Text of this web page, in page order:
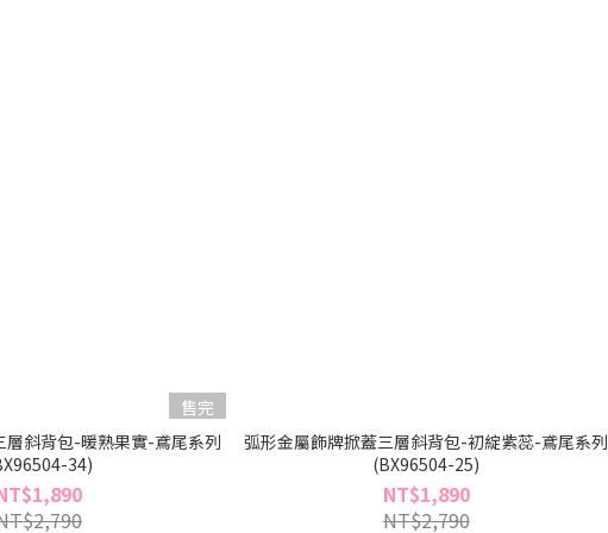
售完
層斜背包-暖熟果實-鳶尾系列
34)
弧形金屬飾牌掀蓋三層斜背包-初綻紫蕊-鳶尾系列
(BX96504-25)
NT$1,890
NT$2,790